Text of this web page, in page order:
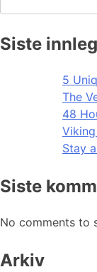
Siste
5
The
48
Stay
Siste
No comments to
Arkiv